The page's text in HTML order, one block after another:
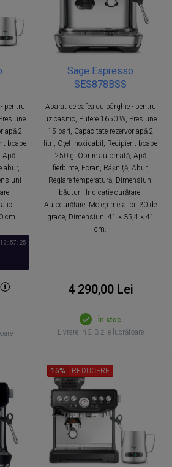
pentru
apă 2
boabe
Apă
abur,
cm
12 : 57 : 25
Sage Espresso
SES878BSS
Aparat de cafea cu pârghie - pentru
uz casnic, Putere 1650 W, Presiune
15 bari, Capacitate rezervor apă 2
litri, Oțel inoxidabil, Recipient boabe
250 g, Oprire automată, Apă
fierbinte, Ecran, Râșniță, Abur,
Reglare temperatură, Dimensiuni
băuturi, Indicație curățare,
Autocurățare, Moleți metalici, 30 de
grade, Dimensiuni 41 × 35,4 × 41
cm.
4 290,00 Lei
În stoc
Livrare in 2-3 zile lucrătoare
15% REDUCERE